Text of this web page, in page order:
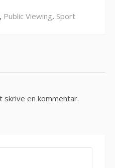
, Public Viewing, Sport
skrive en kommentar.